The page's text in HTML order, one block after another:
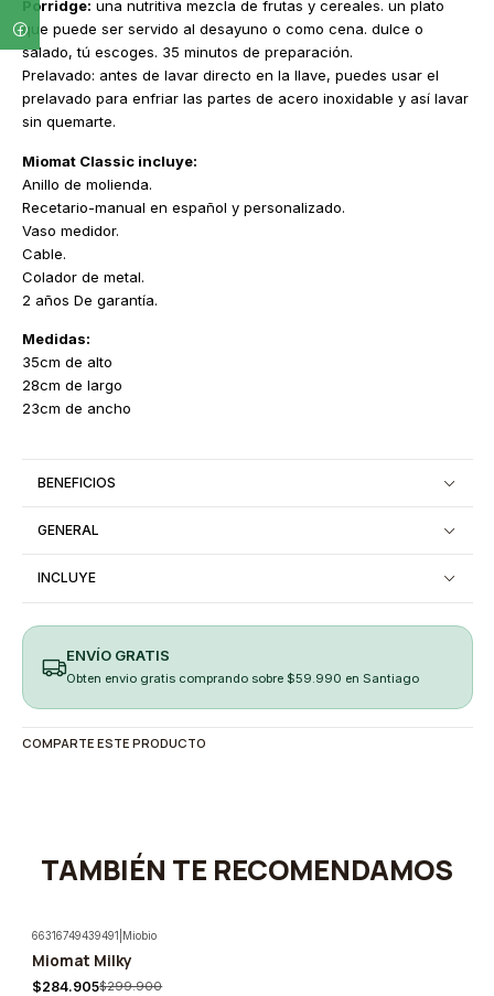
Porridge: una nutritiva mezcla de frutas y cereales. un plato
que puede ser servido al desayuno o como cena. dulce o
salado, tú escoges. 35 minutos de preparación.
Prelavado: antes de lavar directo en la llave, puedes usar el
prelavado para enfriar las partes de acero inoxidable y así lavar
sin quemarte.
Miomat Classic incluye:
Anillo de molienda.
Recetario-manual en español y personalizado.
Vaso medidor.
Cable.
Colador de metal.
2 años De garantía.
Medidas:
35cm de alto
28cm de largo
23cm de ancho
BENEFICIOS
GENERAL
INCLUYE
ENVÍO GRATIS
Obten envio gratis comprando sobre $59.990 en Santiago
COMPARTE ESTE PRODUCTO
TAMBIÉN TE RECOMENDAMOS
-5%
66316749439491 Miobio
Miomat Milky
$284.905$299.900